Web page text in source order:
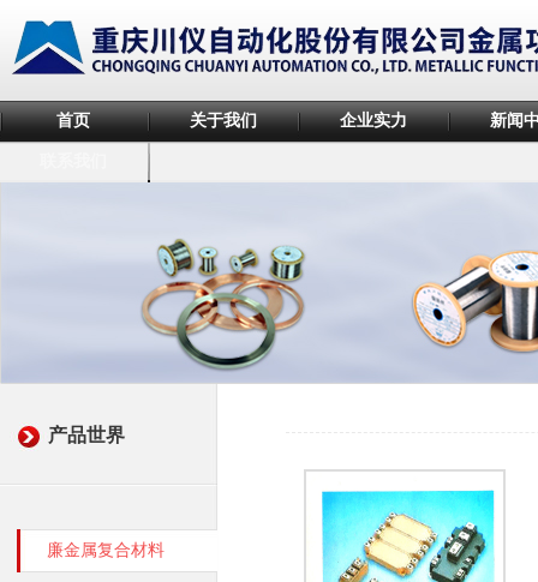
首页 关于我们 企业实力 新闻
产品世界
廉金属复合材料